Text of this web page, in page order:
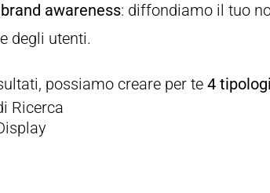
awareness: diffondiamo il tuo
degli utenti.
possiamo creare per te4
Ricerca